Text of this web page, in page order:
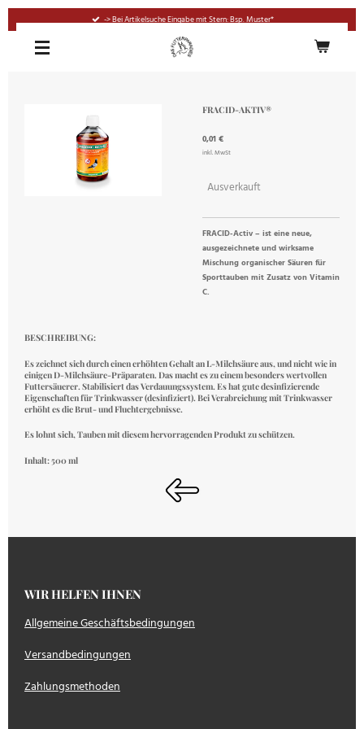
springen
-> Bei Artikelsuche Eingabe mit Stern: Bsp. Muster*
FRACID-AKTIV®
0,01 €
inkl. MwSt
Ausverkauft
FRACID-Activ – ist eine neue,
ausgezeichnete und wirksame
Mischung organischer Säuren für
Sporttauben mit Zusatz von Vitamin
C.
BESCHREIBUNG:
Es zeichnet sich durch einen erhöhten Gehalt an L-Milchsäure aus, und nicht wie in
einigen D-Milchsäure-Präparaten. Das macht es zu einem besonders wertvollen
Futtersäuerer. Stabilisiert das Verdauungssystem. Es hat gute desinfizierende
Eigenschaften für Trinkwasser (desinfiziert). Bei Verabreichung mit Trinkwasser
erhöht es die Brut- und Fluchtergebnisse.
Es lohnt sich, Tauben mit diesem hervorragenden Produkt zu schützen.
Inhalt: 500 ml
WIR HELFEN IHNEN
Allgemeine Geschäftsbedingungen
Versandbedingungen
Zahlungsmethoden